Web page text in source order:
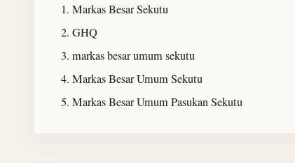
Markas Besar Sekutu
GHQ
markas besar umum sekutu
Markas Besar Umum Sekutu
Markas Besar Umum Pasukan Sekutu